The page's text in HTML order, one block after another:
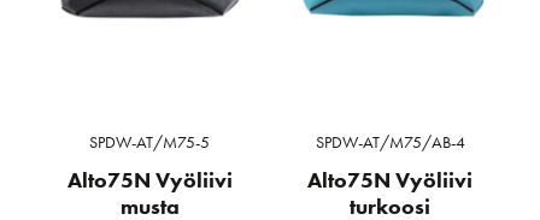
SPDW-AT/M75-5
Alto75N Vyöliivi
musta
SPDW-AT/M75/AB-4
Alto75N Vyöliivi
turkoosi